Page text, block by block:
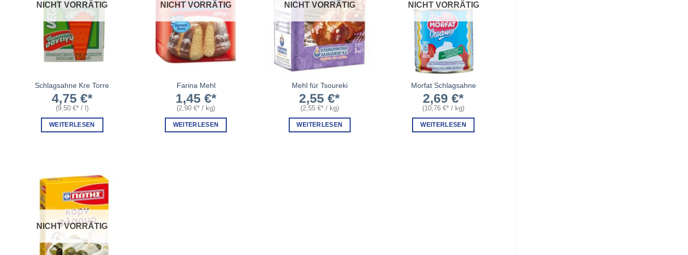
NICHT VORRÄTIG
Schlagsahne Kre Torre
4,75 €
(9,50 € / )
WEITERLESEN
NICHT VORRÄTIG
Farina Mehl
1,45 €
(2,90€ / kg)
WEITERLESEN
NICHT VORRÄTIG
Mehl für Tsoureki
2,55€
(2,55 € / kg)
WEITERLESEN
NICHT VORRÄTIG
Morfat Schlagsahne
2,69€
(10,76€ / kg)
WEITERLESEN
NICHT VORRÄTIG